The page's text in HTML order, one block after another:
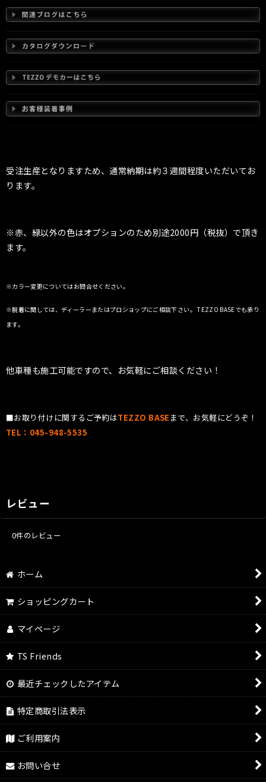
受注生産となりますため、通常納期は約３週間程度いただいてお
ります。
※赤、緑以外の色はオプションのため別途2000円（税抜）で頂き
ます。
※カラー変更についてはお問合せください。
※脱着に関しては、ディーラーまたはプロショップにご相談下さい。 TEZZO BASEでも承り
ます。
他車種も施工可能ですので、お気軽にご相談ください！
■お取り付けに関するご予約はTEZZO BASE まで、お気軽にどうぞ！
TEL：045-948-5535
レビュー
0件のレビュー
ホーム
ショッピングカート
マイページ
TS Friends
最近チェックしたアイテム
特定商取引法表示
ご利用案内
お問い合せ